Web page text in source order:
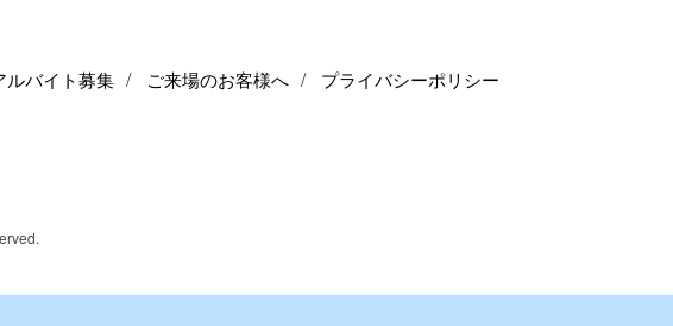
ルバイト募集 ご来場のお客様へ プライバシーポリシー